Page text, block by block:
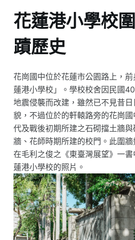
花蓮港小學校
蹟歷史
花崗國中位於花蓮市公園路上，
蓮港小學校」。學校校舍因民國
地震侵襲而改建，雖然已不見昔
貌，不過位於的軒轅路旁的花崗
代及戰後初期所建之石砌擋土牆
牆、花師時期所建的校門。此圍
在毛利之俊之《東臺灣展望》一
蓮港小學校的照片。